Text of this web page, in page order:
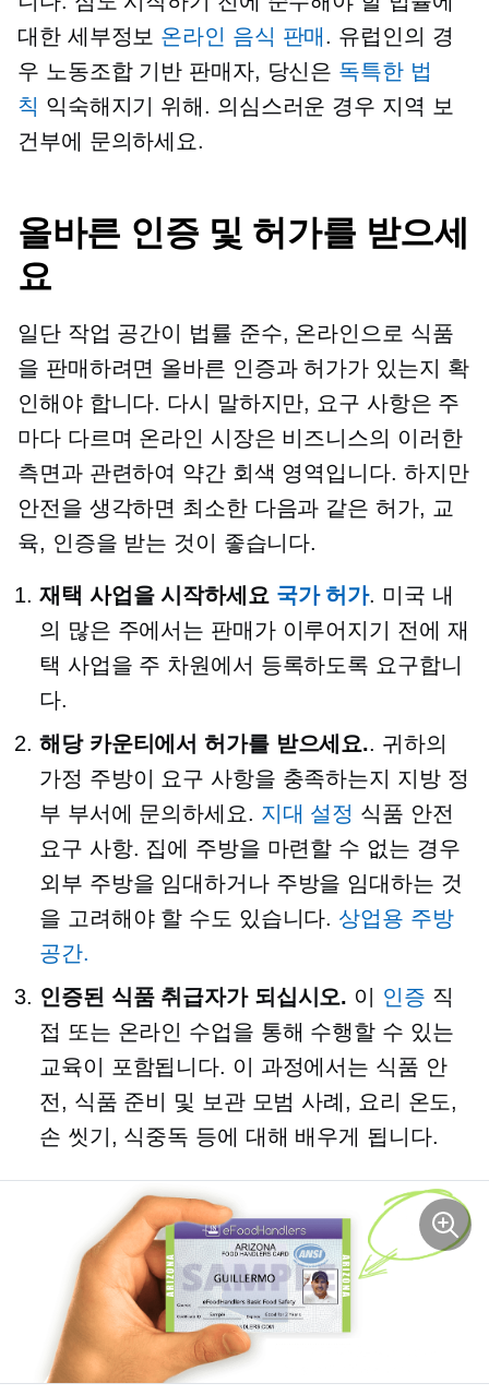
대한 세부정보 온라인 음식 판매 . 유럽인의 경
우 노동조합 기반 판매자, 당신은 독특한 법
칙 익숙해지기 위해. 의심스러운 경우 지역 보
건부에 문의하세요.
올바른 인증 및 허가를 받으세
요
일단 작업 공간이 법률 준수, 온라인으로 식품
을 판매하려면 올바른 인증과 허가가 있는지 확
인해야 합니다. 다시 말하지만, 요구 사항은 주
마다 다르며 온라인 시장은 비즈니스의 이러한
측면과 관련하여 약간 회색 영역입니다. 하지만
안전을 생각하면 최소한 다음과 같은 허가, 교
육, 인증을 받는 것이 좋습니다.
재택 사업을 시작하세요 국가 허가. 미국 내
의 많은 주에서는 판매가 이루어지기 전에 재
택 사업을 주 차원에서 등록하도록 요구합니
다.
해당 카운티에서 허가를 받으세요.. 귀하의
가정 주방이 요구 사항을 충족하는지 지방 정
부 부서에 문의하세요. 지대 설정 식품 안전
요구 사항. 집에 주방을 마련할 수 없는 경우
외부 주방을 임대하거나 주방을 임대하는 것
을 고려해야 할 수도 있습니다. 상업용 주방
공간.
인증된 식품 취급자가 되십시오. 이 인증 직
접 또는 온라인 수업을 통해 수행할 수 있는
교육이 포함됩니다. 이 과정에서는 식품 안
전, 식품 준비 및 보관 모범 사례, 요리 온도,
손 씻기, 식중독 등에 대해 배우게 됩니다.